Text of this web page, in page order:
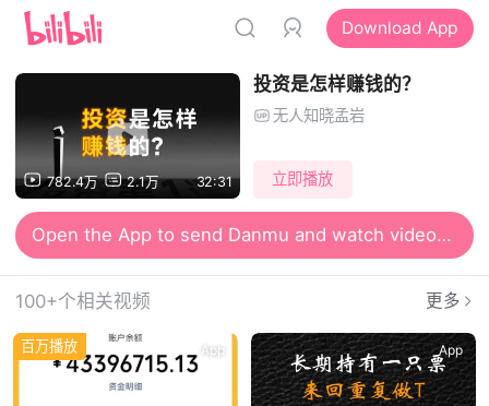
Download App
782.4万 2.1万 32:31
投资是怎样赚钱的？
无人知晓孟岩
立即播放
Open the App to send Danmu and watch videos together
100+个相关视频 更多
百万播放 App App